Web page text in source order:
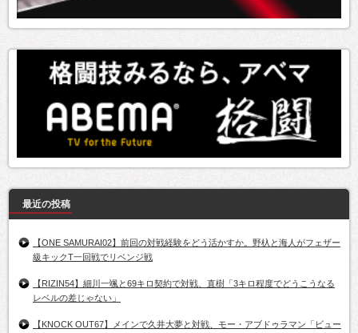
最近の投稿
【ONE SAMURAI02】前回の対戦経験をどう活かすか。野杁と海人がフェザー
級キックT一回戦でリベンジ戦
【RIZIN54】細川一颯と69キロ契約で対戦、直樹「3キロ程度でどうこうなる
レベルの差じゃない」
【KNOCK OUT67】メインで久井大夢と対戦、モー・アブドゥラマン「ビュー